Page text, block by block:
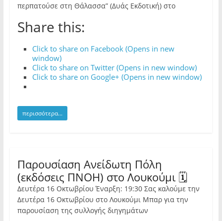
περπατούσε στη Θάλασσα” (Δυάς Εκδοτική) στο
Share this:
Click to share on Facebook (Opens in new
window)
Click to share on Twitter (Opens in new window)
Click to share on Google+ (Opens in new window)
περισσότερα...
Παρουσίαση Ανείδωτη Πόλη
(εκδόσεις ΠΝΟΗ) στο Λουκούμι 🗓
Δευτέρα 16 Οκτωβρίου Έναρξη: 19:30 Σας καλούμε την
Δευτέρα 16 Οκτωβρίου στο Λουκούμι Μπαρ για την
παρουσίαση της συλλογής διηγημάτων